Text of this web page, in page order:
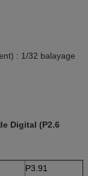
: 1/32 balayage
Digital (P2.6
P3.91